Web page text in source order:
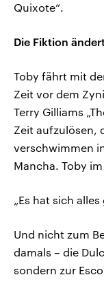
Quixote“.
Die Fiktion
Toby fährt mit
Zeit vor dem
Terry Gilliams
Zeit aufzulösen,
verschwimmen
Mancha. Toby
„Es hat sich
Und nicht zum
damals – die
sondern zur